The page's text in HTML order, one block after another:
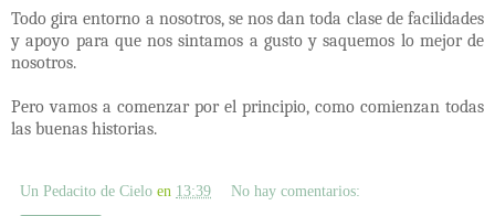
Todo gira entorno a nosotros, se nos dan toda clase de facilidades
y apoyo para que nos sintamos a gusto y saquemos lo mejor de
nosotros.
Pero vamos a comenzar por el principio, como comienzan todas
las buenas historias.
Un Pedacito de Cielo en 13:39 No hay comentarios: